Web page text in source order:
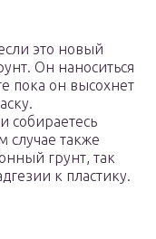
это новый
Он наноситься
пока он высохнет
собираетесь
случае также
грунт, так
к пластику.